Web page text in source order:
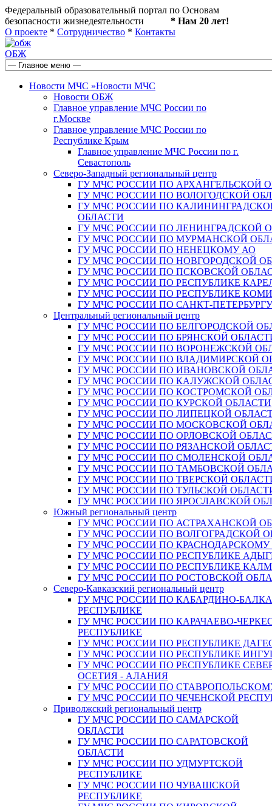
Федеральный образовательный портал по Основам
безопасности жизнедеятельности * Нам 20 лет!
О проекте * Сотрудничество * Контакты
ОБЖ
Новости МЧС »Новости МЧС
Новости ОБЖ
Главное управление МЧС России по
г.Москве
Главное управление МЧС России по
Республике Крым
Главное управление МЧС России по г.
Севастополь
Северо-Западный региональный центр
ГУ МЧС РОССИИ ПО АРХАНГЕЛЬСКОЙ
ГУ МЧС РОССИИ ПО ВОЛОГОДСКОЙ
ГУ МЧС РОССИИ ПО
ОБЛАСТИ
ГУ МЧС РОССИИ ПО ЛЕНИНГРАДСКОЙ
ГУ МЧС РОССИИ ПО МУРМАНСКОЙ
ГУ МЧС РОССИИ ПО НЕНЕЦКОМУ АО
ГУ МЧС РОССИИ ПО НОВГОРОДСКОЙ
ГУ МЧС РОССИИ ПО ПСКОВСКОЙ
ГУ МЧС РОССИИ ПО РЕСПУБЛИКЕ
ГУ МЧС РОССИИ ПО РЕСПУБЛИКЕ КОМИ
ГУ МЧС РОССИИ ПО САНКТ-ПЕТЕРБУРГУ
Центральный региональный центр
ГУ МЧС РОССИИ ПО БЕЛГОРОДСКОЙ
ГУ МЧС РОССИИ ПО БРЯНСКОЙ
ГУ МЧС РОССИИ ПО ВОРОНЕЖСКОЙ
ГУ МЧС РОССИИ ПО ВЛАДИМИРСКОЙ
ГУ МЧС РОССИИ ПО ИВАНОВСКОЙ
ГУ МЧС РОССИИ ПО КАЛУЖСКОЙ
ГУ МЧС РОССИИ ПО КОСТРОМСКОЙ
ГУ МЧС РОССИИ ПО КУРСКОЙ ОБЛАСТИ
ГУ МЧС РОССИИ ПО ЛИПЕЦКОЙ
ГУ МЧС РОССИИ ПО МОСКОВСКОЙ
ГУ МЧС РОССИИ ПО ОРЛОВСКОЙ
ГУ МЧС РОССИИ ПО РЯЗАНСКОЙ
ГУ МЧС РОССИИ ПО СМОЛЕНСКОЙ
ГУ МЧС РОССИИ ПО ТАМБОВСКОЙ
ГУ МЧС РОССИИ ПО ТВЕРСКОЙ
ГУ МЧС РОССИИ ПО ТУЛЬСКОЙ
ГУ МЧС РОССИИ ПО ЯРОСЛАВСКОЙ
Южный региональный центр
ГУ МЧС РОССИИ ПО АСТРАХАНСКОЙ
ГУ МЧС РОССИИ ПО ВОЛГОГРАДСКОЙ
ГУ МЧС РОССИИ ПО
ГУ МЧС РОССИИ ПО РЕСПУБЛИКЕ
ГУ МЧС РОССИИ ПО РЕСПУБЛИКЕ
ГУ МЧС РОССИИ ПО РОСТОВСКОЙ
Северо-Кавказский региональный центр
ГУ МЧС РОССИИ ПО КАБАРДИНО-
РЕСПУБЛИКЕ
ГУ МЧС РОССИИ ПО КАРАЧАЕВО-
РЕСПУБЛИКЕ
ГУ МЧС РОССИИ ПО РЕСПУБЛИКЕ
ГУ МЧС РОССИИ ПО РЕСПУБЛИКЕ
ГУ МЧС РОССИИ ПО РЕСПУБЛИКЕ
ОСЕТИЯ - АЛАНИЯ
ГУ МЧС РОССИИ ПО
ГУ МЧС РОССИИ ПО ЧЕЧЕНСКОЙ
Приволжский региональный центр
ГУ МЧС РОССИИ ПО САМАРСКОЙ
ОБЛАСТИ
ГУ МЧС РОССИИ ПО САРАТОВСКОЙ
ОБЛАСТИ
ГУ МЧС РОССИИ ПО УДМУРТСКОЙ
РЕСПУБЛИКЕ
ГУ МЧС РОССИИ ПО ЧУВАШСКОЙ
РЕСПУБЛИКЕ